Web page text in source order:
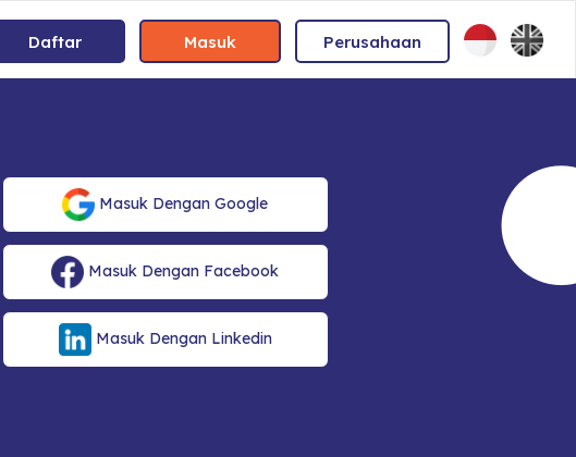
Daftar Masuk Perusahaan
Masuk Dengan Google
Masuk Dengan Facebook
Masuk Dengan Linkedin